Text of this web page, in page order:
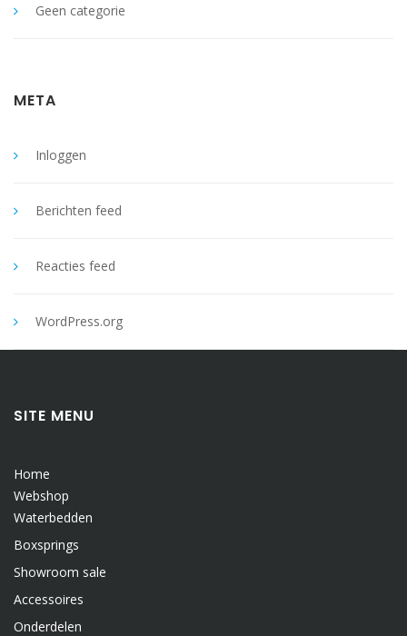
Geen categorie
META
Inloggen
Berichten feed
Reacties feed
WordPress.org
SITE MENU
Home
Webshop
Waterbedden
Boxsprings
Showroom sale
Accessoires
Onderdelen